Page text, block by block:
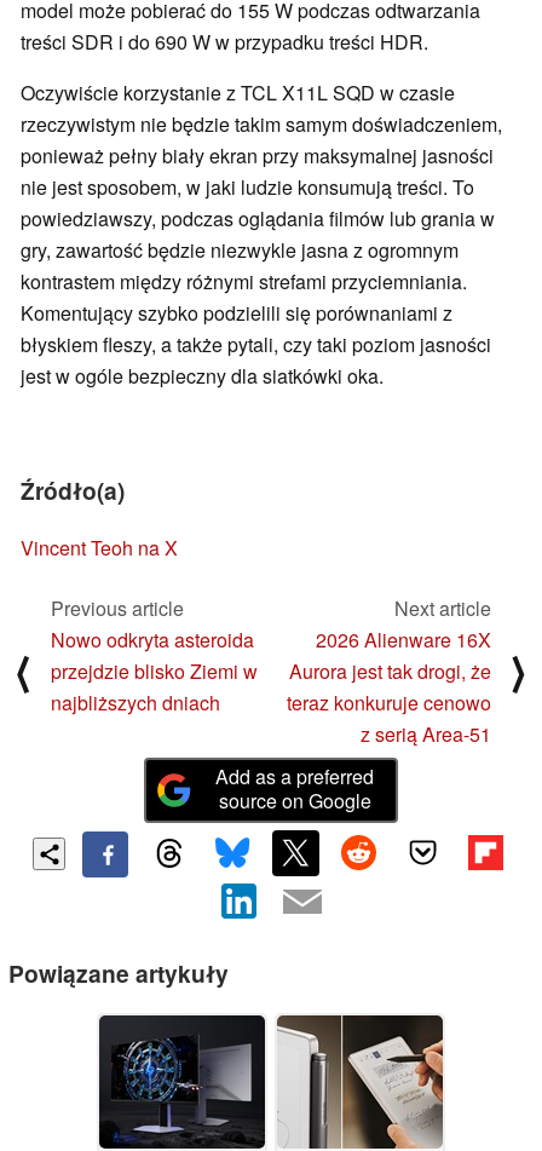
model może pobierać do 155 W podczas odtwarzania
treści SDR i do 690 W w przypadku treści HDR.
Oczywiście korzystanie z TCL X11L SQD w czasie
rzeczywistym nie będzie takim samym doświadczeniem,
ponieważ pełny biały ekran przy maksymalnej jasności
nie jest sposobem, w jaki ludzie konsumują treści. To
powiedziawszy, podczas oglądania filmów lub grania w
gry, zawartość będzie niezwykle jasna z ogromnym
kontrastem między różnymi strefami przyciemniania.
Komentujący szybko podzielili się porównaniami z
błyskiem fleszy, a także pytali, czy taki poziom jasności
jest w ogóle bezpieczny dla siatkówki oka.
Źródło(a)
Vincent Teoh na X
⟨
Previous article
Nowo odkryta asteroida
przejdzie blisko Ziemi w
najbliższych dniach
Next article
2026 Alienware 16X
Aurora jest tak drogi, że
teraz konkuruje cenowo
z serią Area-51
⟩
Add as a preferred
source on Google
Powiązane artykuły